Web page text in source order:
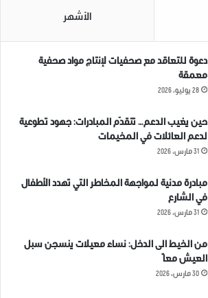
الأشهر
دعوة للتعاقد مع صحفيات لإنتاج مواد صحفية
معمقة
28 يوليو، 2026
حين يغيب الدعم… تتقدّم المبادرات: جهود تطوعية
لدعم العائلات في المخيمات
31 مارس، 2026
مبادرة مدنية لمواجهة المخاطر التي تهدد الأطفال
في الشارع
31 مارس، 2026
من الخيط الى الدخل: نساء معيلات ينسجن سبل
العيش معاً
30 مارس، 2026